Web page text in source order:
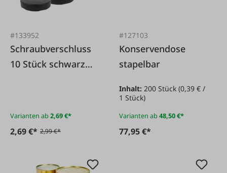
#133952
Schraubverschluss
10 Stück schwarz
Varianten ab2,69 €*
2,69 €* 2,99 €*
#127103
Konservendose
stapelbar
Inhalt:200 Stück(0,39 € /
1 Stück)
Varianten ab48,50 €*
77,95 €*